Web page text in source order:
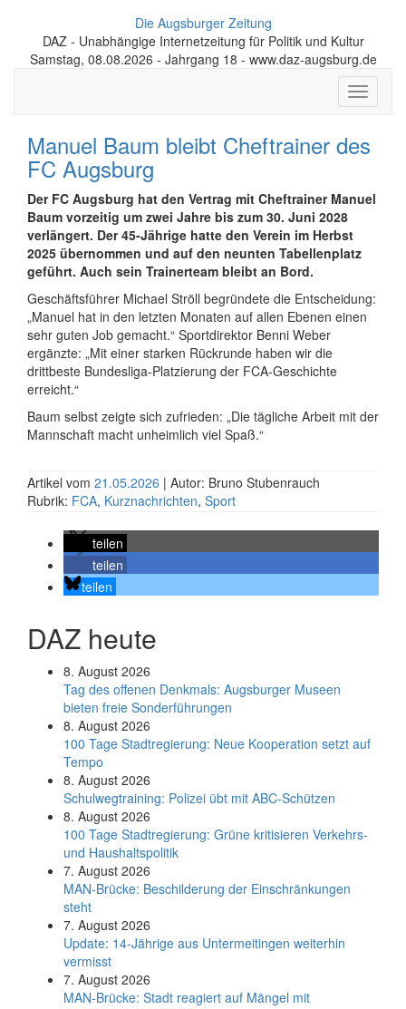
Die Augsburger Zeitung
DAZ - Unabhängige Internetzeitung für Politik und Kultur
Samstag, 08.08.2026 - Jahrgang 18 - www.daz-augsburg.de
Toggle
Manuel Baum bleibt Cheftrainer des
FC Augsburg
Der FC Augsburg hat den Vertrag mit Cheftrainer Manuel
Baum vorzeitig um zwei Jahre bis zum 30. Juni 2028
verlängert. Der 45-Jährige hatte den Verein im Herbst
2025 übernommen und auf den neunten Tabellenplatz
geführt. Auch sein Trainerteam bleibt an Bord.
Geschäftsführer Michael Ströll begründete die Entscheidung:
„Manuel hat in den letzten Monaten auf allen Ebenen einen
sehr guten Job gemacht.“ Sportdirektor Benni Weber
ergänzte: „Mit einer starken Rückrunde haben wir die
drittbeste Bundesliga-Platzierung der FCA-Geschichte
erreicht.“
Baum selbst zeigte sich zufrieden: „Die tägliche Arbeit mit der
Mannschaft macht unheimlich viel Spaß.“
Artikel vom 21.05.2026 | Autor: Bruno Stubenrauch
Rubrik: FCA, Kurznachrichten, Sport
teilen
teilen
teilen
DAZ heute
8. August 2026
Tag des offenen Denkmals: Augsburger Museen
bieten freie Sonderführungen
8. August 2026
100 Tage Stadtregierung: Neue Kooperation setzt auf
Tempo
8. August 2026
Schul­weg­trai­ning: Poli­zei übt mit ABC-Schüt­zen
8. August 2026
100 Tage Stadtregierung: Grüne kritisieren Verkehrs-
und Haushaltspolitik
7. August 2026
MAN-Brücke: Beschilderung der Einschränkungen
steht
7. August 2026
Update: 14-Jährige aus Untermeitingen weiterhin
vermisst
7. August 2026
MAN-Brücke: Stadt reagiert auf Mängel mit